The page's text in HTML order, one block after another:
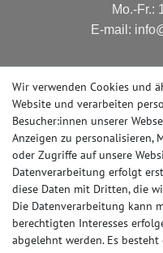
Mo.-Fr.:
E-mail:
Wir verwenden Cookies und
Website und verarbeiten
Besucher:innen unserer
Anzeigen zu personalisieren,
oder Zugriffe auf unsere
Datenverarbeitung erfolgt
diese Daten mit Dritten, die
Die Datenverarbeitung kann
berechtigten Interesses
abgelehnt werden. Es